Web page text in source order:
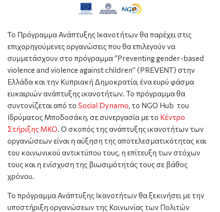
Το Πρόγραμμα Ανάπτυξης Ικανοτήτων θα παρέχει στις
επιχορηγούμενες οργανώσεις που θα επιλεγούν να
συμμετάσχουν στο πρόγραμμα “Preventing gender-based
violence and violence against children” (PREVENT) στην
Ελλάδα και την Κυπριακή Δημοκρατία, ένα ευρύ φάσμα
ευκαιριών ανάπτυξης ικανοτήτων. Το πρόγραμμα θα
συντονίζεται από το Social Dynamo, το NGO Hub του
Ιδρύματος Μποδοσάκη, σε συνεργασία με το Κέντρο
Στήριξης ΜΚΟ. Ο σκοπός της ανάπτυξης ικανοτήτων των
οργανώσεων είναι η αύξηση της αποτελεσματικότητας και
του κοινωνικού αντικτύπου τους, η επίτευξη των στόχων
τους και η ενίσχυση της βιωσιμότητάς τους σε βάθος
χρόνου.
Το πρόγραμμα Ανάπτυξης Ικανοτήτων θα ξεκινήσει με την
υποστήριξη οργανώσεων της Κοινωνίας των Πολιτών